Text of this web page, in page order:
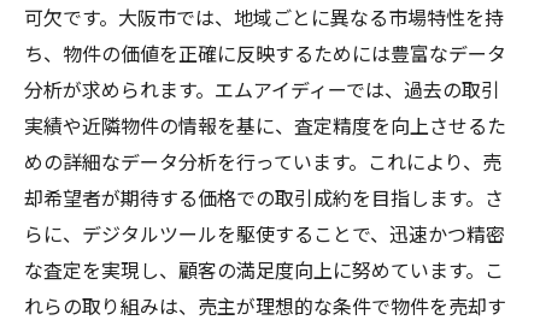
可欠です。大阪市では、地域ごとに異なる市場特性を持
ち、物件の価値を正確に反映するためには豊富なデータ
分析が求められます。エムアイディーでは、過去の取引
実績や近隣物件の情報を基に、査定精度を向上させるた
めの詳細なデータ分析を行っています。これにより、売
却希望者が期待する価格での取引成約を目指します。さ
らに、デジタルツールを駆使することで、迅速かつ精密
な査定を実現し、顧客の満足度向上に努めています。こ
れらの取り組みは、売主が理想的な条件で物件を売却す